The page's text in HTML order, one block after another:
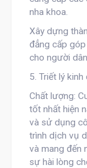
nha khoa.
Xây dựng
đẳng cấp
cho người
5. Triết lý kinh
Chất lượng:
tốt nhất hiện
và sử dụng
trình dịch vụ
và mang đến
sự hài lòng